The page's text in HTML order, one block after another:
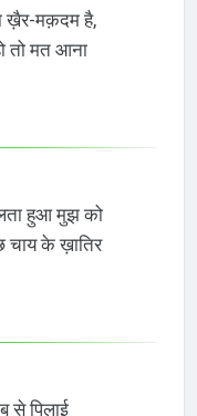
ख़ैर-मक़दम है,
तो मत आना
हुआ मुझ को
चाय के ख़ातिर
से पिलाई